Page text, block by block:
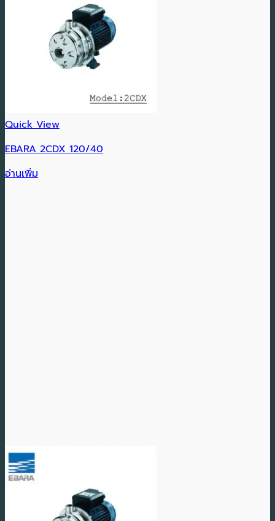
Quick View
EBARA 2CDX 120/40
อ่านเพิ่ม